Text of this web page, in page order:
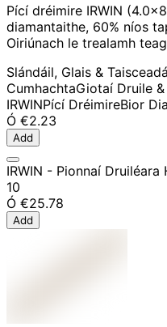
Pící dréimire IRWIN
diamantaithe, 60% níos
Oiriúnach le trealamh
Slándáil, Glais &
CumhachtaGiotaí Druile
IRWINPící DréimireBior
Ó €2.23
Add
IRWIN - Pionnaí
10
Ó €25.78
Add